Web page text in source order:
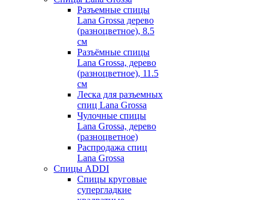
Разъемные спицы
Lana Grossa дерево
(разноцветное), 8.5
см
Разъёмные спицы
Lana Grossa, дерево
(разноцветное), 11.5
см
Леска для разъемных
спиц Lana Grossa
Чулочные спицы
Lana Grossa, дерево
(разноцветное)
Распродажа спиц
Lana Grossa
Спицы ADDI
Спицы круговые
супергладкие